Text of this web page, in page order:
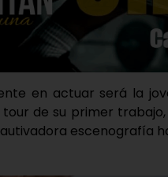
en actuar será la
de su primer
escenografía